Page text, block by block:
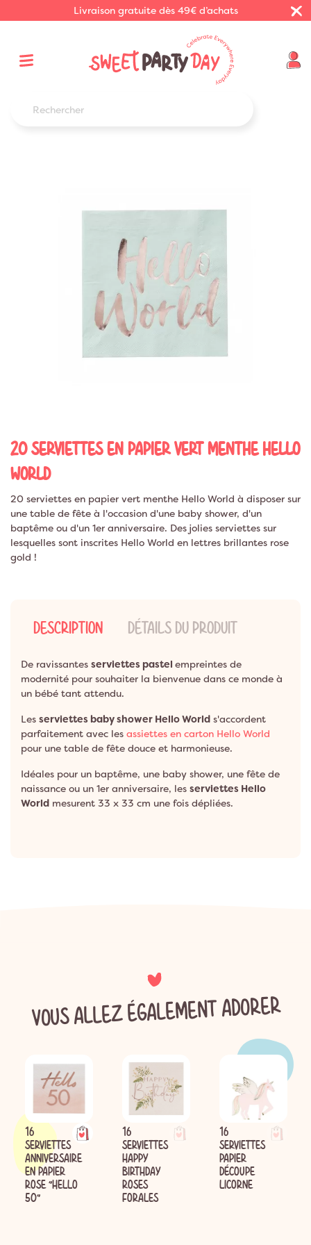
Livraison gratuite dès 49€ d’achats
20 SERVIETTES EN PAPIER VERT MENTHE HELLO
WORLD
20 serviettes en papier vert menthe Hello World à disposer sur
une table de fête à l'occasion d'une baby shower, d'un
baptême ou d'un 1er anniversaire. Des jolies serviettes sur
lesquelles sont inscrites Hello World en lettres brillantes rose
gold !
DESCRIPTION DÉTAILS DU PRODUIT
De ravissantes serviettes pastel empreintes de
modernité pour souhaiter la bienvenue dans ce monde à
un bébé tant attendu.
Les serviettes baby shower Hello World s'accordent
parfaitement avec les assiettes en carton Hello World
pour une table de fête douce et harmonieuse.
Idéales pour un baptême, une baby shower, une fête de
naissance ou un 1er anniversaire, les serviettes Hello
World mesurent 33 x 33 cm une fois dépliées.
VOUS ALLEZ ÉGALEMENT ADORER
16
SERVIETTES
ANNIVERSAIRE
EN PAPIER
ROSE "HELLO
50"
16
SERVIETTES
HAPPY
BIRTHDAY
ROSES
FORALES
16
SERVIETTES
PAPIER
DÉCOUPE
LICORNE